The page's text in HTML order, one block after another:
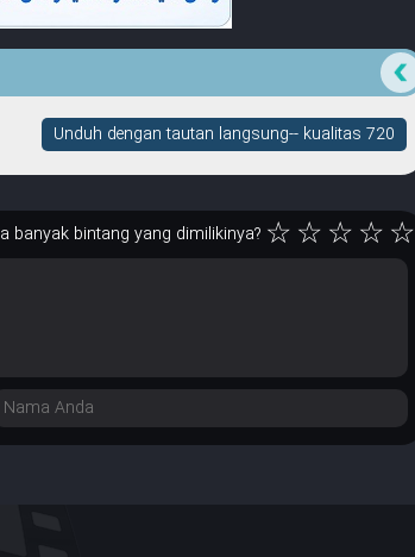
Unduh dengan tautan langsung-- kualitas 720
banyak bintang yang dimilikinya? ☆☆☆☆☆